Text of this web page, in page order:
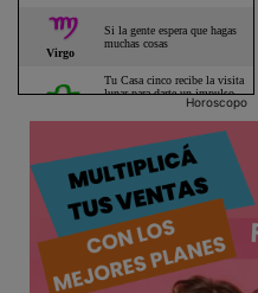
Horoscopo